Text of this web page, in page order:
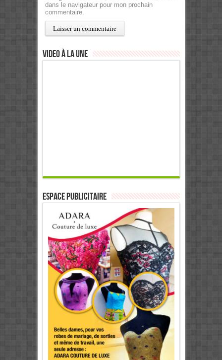
dans le navigateur pour mon prochain
commentaire.
Video à la Une
ESPACE PUBLICITAIRE